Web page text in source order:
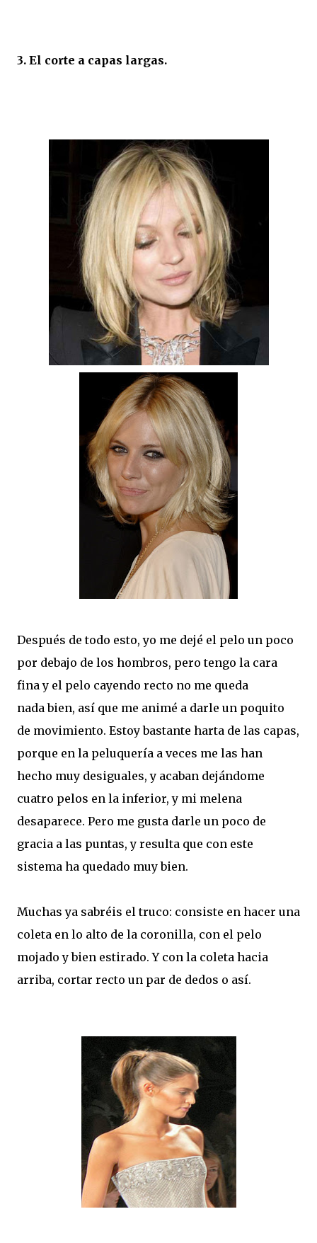
3. El corte a capas largas.
Después de todo esto, yo me dejé el pelo un poco
por debajo de los hombros, pero tengo la cara
fina y el pelo cayendo recto no me queda
nada bien, así que me animé a darle un poquito
de movimiento. Estoy bastante harta de las capas,
porque en la peluquería a veces me las han
hecho muy desiguales, y acaban dejándome
cuatro pelos en la inferior, y mi melena
desaparece. Pero me gusta darle un poco de
gracia a las puntas, y resulta que con este
sistema ha quedado muy bien.
Muchas ya sabréis el truco: consiste en hacer una
coleta en lo alto de la coronilla, con el pelo
mojado y bien estirado. Y con la coleta hacia
arriba, cortar recto un par de dedos o así.